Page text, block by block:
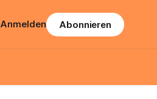
Anmelden Abonnieren